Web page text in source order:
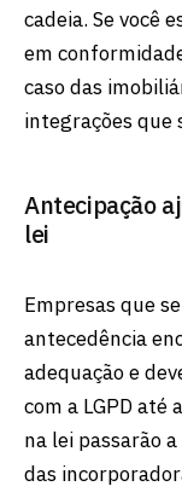
cadeia. Se você
em
caso das
integrações que
Antecipação
lei
Empresas que
antecedência
adequação e
com a LGPD até
na lei passarão
das